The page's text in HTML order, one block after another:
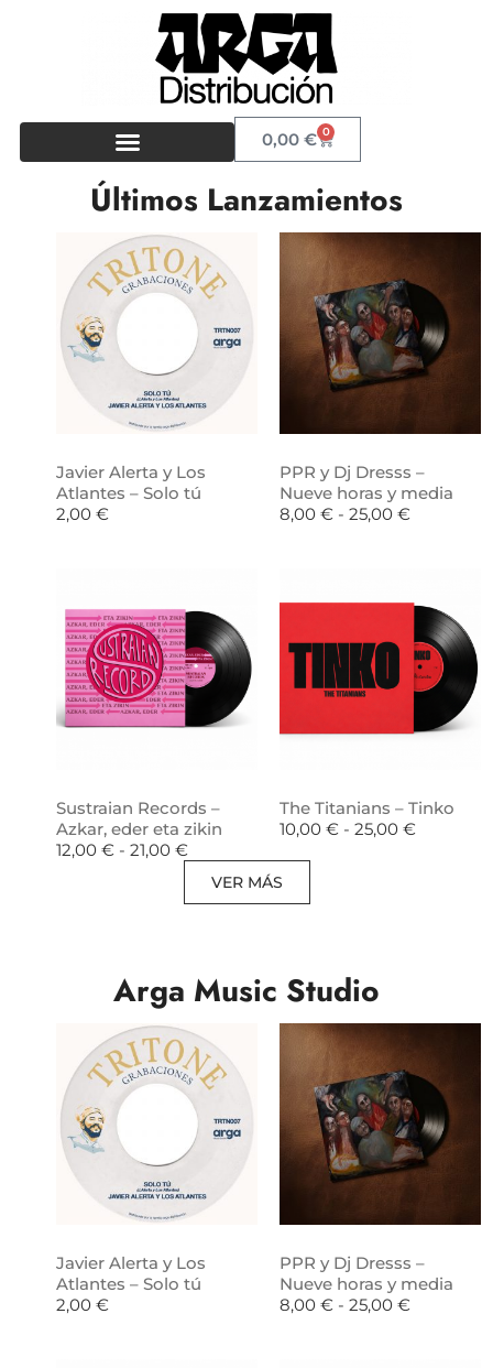
0,00€ 0
Últimos Lanzamientos
Javier Alerta y Los
Atlantes – Solo tú
2,00 €
PPR y Dj Dresss –
Nueve horas y media
8,00 € - 25,00 €
Sustraian Records –
Azkar, eder eta zikin
12,00 € - 21,00 €
The Titanians – Tinko
10,00 € - 25,00 €
VER MÁS
Arga Music Studio
Javier Alerta y Los
Atlantes – Solo tú
2,00 €
PPR y Dj Dresss –
Nueve horas y media
8,00 € - 25,00 €